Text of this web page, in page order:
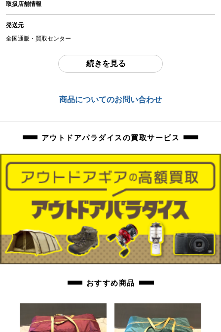
中古：J（ジャンク品）
広げての詳細未確認、設営しての状態未確認のお品物になります。
現状品になりますので、記載にない欠品、ダメージがあった場合も保証対象外
取扱店舗情報
発送元
全国通販・買取センター
東京都江戸川区中葛西6-10-15 2F
続きを見る
商品についてのお問い合わせ
アウトドアパラダイスの買取サービス
おすすめ商品